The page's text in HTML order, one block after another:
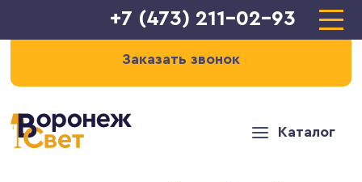
+7 (473) 211-02-93
Заказать звонок
Каталог